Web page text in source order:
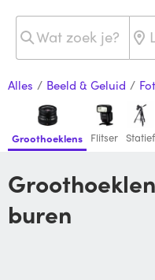
Alles / Beeld & Geluid /
Groothoeklens Flitser Statief
Groothoeklens huren van je
buren